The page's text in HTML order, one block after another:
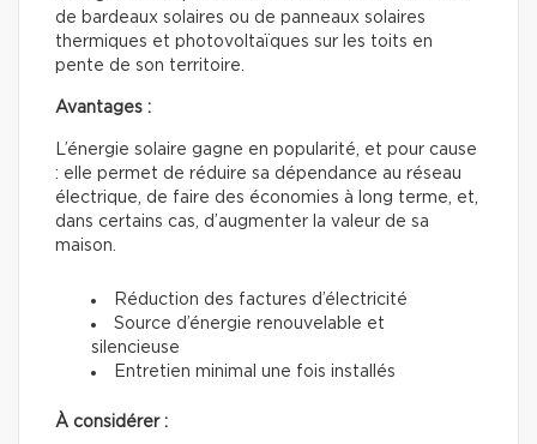
de bardeaux solaires ou de panneaux solaires
thermiques et photovoltaïques sur les toits en
pente de son territoire.
Avantages :
L’énergie solaire gagne en popularité, et pour cause
: elle permet de réduire sa dépendance au réseau
électrique, de faire des économies à long terme, et,
dans certains cas, d’augmenter la valeur de sa
maison.
Réduction des factures d’électricité
Source d’énergie renouvelable et
silencieuse
Entretien minimal une fois installés
À considérer :